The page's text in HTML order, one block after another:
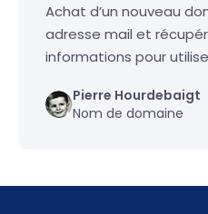
Achat d’un nouveau
adresse mail et
informations pour
Pierre Hourdebaigt
Nom de domaine